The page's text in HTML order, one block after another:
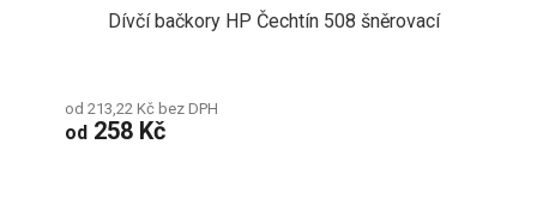
Dívčí bačkory HP Čechtín 508 šněrovací
od 213,22 Kč bez DPH
od 258 Kč